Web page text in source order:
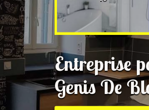
Entreprise
Genis De